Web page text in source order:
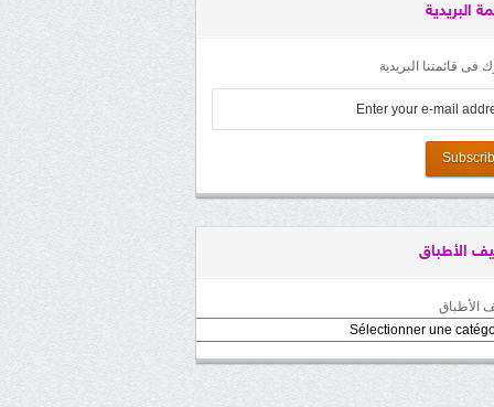
البريدية
فى قائمتنا البريدية
الأطباق
الأطباق